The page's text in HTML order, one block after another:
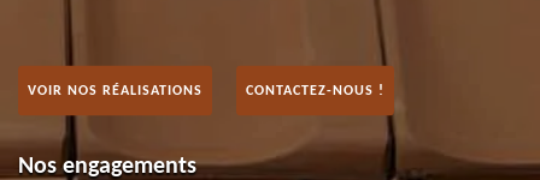
VOIR NOS RÉALISATIONS CONTACTEZ-NOUS !
Nos engagements